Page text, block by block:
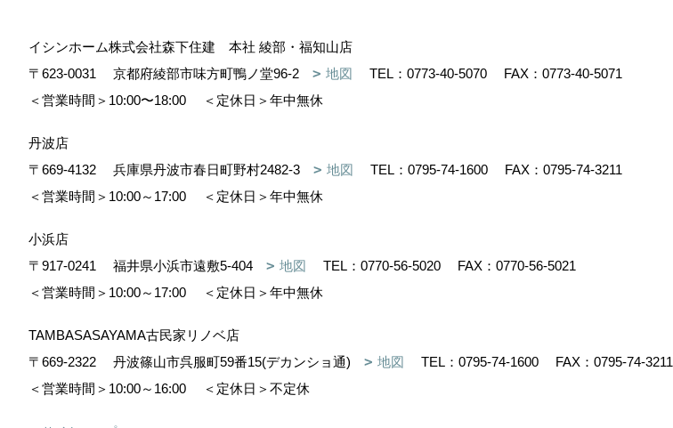
イシンホーム株式会社森下住建 本社 綾部・福知山店
〒623-0031
京都府綾部市味方町鴨ノ堂96-2 地図 TEL： 0773-40-5070
FAX：0773-40-5071
＜営業時間＞10:00〜18:00
＜定休日＞年中無休
丹波店
〒669-4132
兵庫県丹波市春日町野村2482-3 地図 TEL： 0795-74-1600
FAX：0795-74-3211
＜営業時間＞10:00～17:00
＜定休日＞年中無休
小浜店
〒917-0241
福井県小浜市遠敷5-404 地図 TEL： 0770-56-5020
FAX：0770-56-5021
＜営業時間＞10:00～17:00
＜定休日＞年中無休
TAMBASASAYAMA古民家リノベ店
〒669-2322
丹波篠山市呉服町59番15(デカンショ通) 地図 TEL： 0795-74-1600
FAX：0795-74-3211
＜営業時間＞10:00～16:00
＜定休日＞不定休